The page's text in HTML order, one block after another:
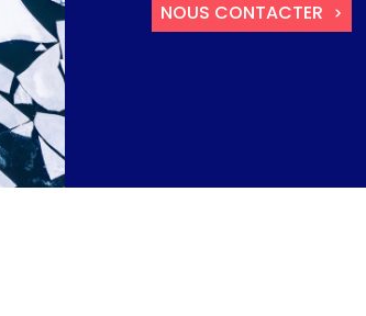
ROUTIER
NOUS CONTACTER